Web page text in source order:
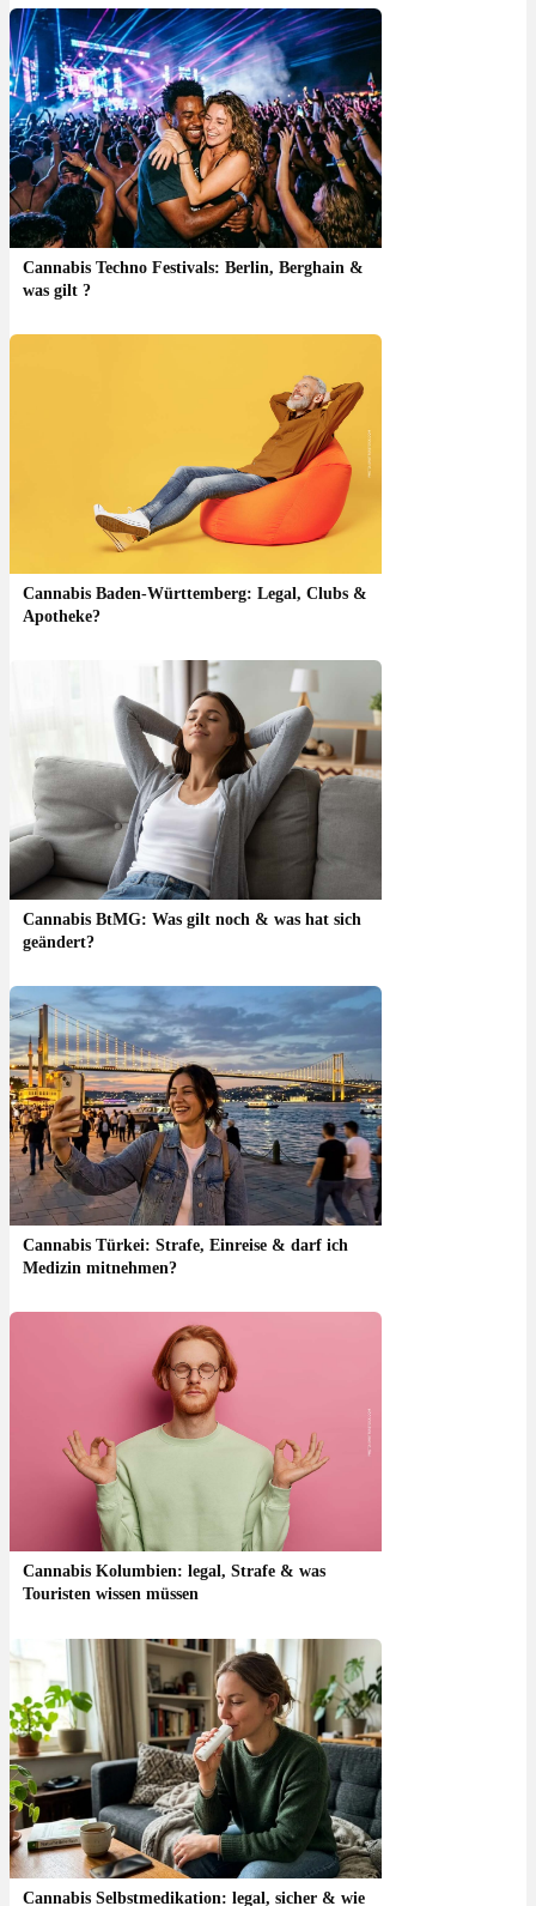
Cannabis Techno Festivals: Berlin, Berghain &
was gilt ?
Cannabis Baden-Württemberg: Legal, Clubs &
Apotheke?
Cannabis BtMG: Was gilt noch & was hat sich
geändert?
Cannabis Türkei: Strafe, Einreise & darf ich
Medizin mitnehmen?
Cannabis Kolumbien: legal, Strafe & was
Touristen wissen müssen
Cannabis Selbstmedikation: legal, sicher & wie